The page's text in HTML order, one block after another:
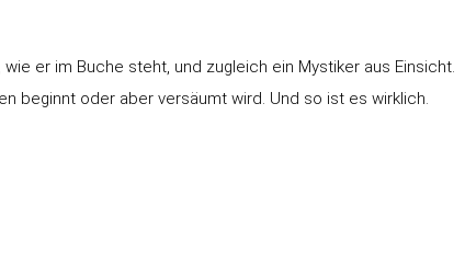
er im Buche steht, und zugleich ein Mystiker aus Einsicht.
beginnt oder aber versäumt wird. Und so ist es wirklich.